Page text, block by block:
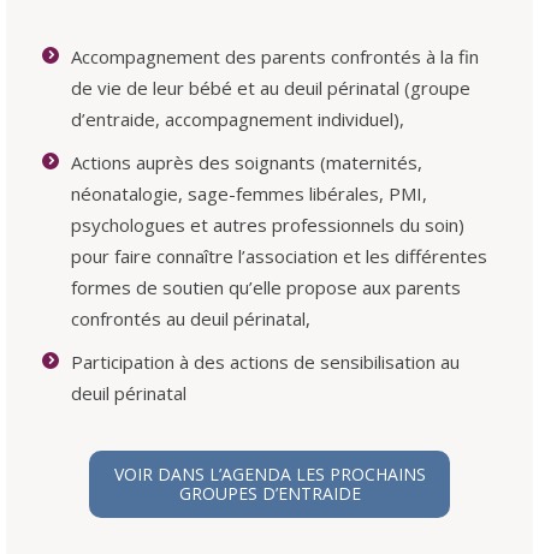
Accompagnement des parents confrontés à la fin
de vie de leur bébé et au deuil périnatal (groupe
d’entraide, accompagnement individuel),
Actions auprès des soignants (maternités,
néonatalogie, sage-femmes libérales, PMI,
psychologues et autres professionnels du soin)
pour faire connaître l’association et les différentes
formes de soutien qu’elle propose aux parents
confrontés au deuil périnatal,
Participation à des actions de sensibilisation au
deuil périnatal
VOIR DANS L’AGENDA LES PROCHAINS
GROUPES D’ENTRAIDE